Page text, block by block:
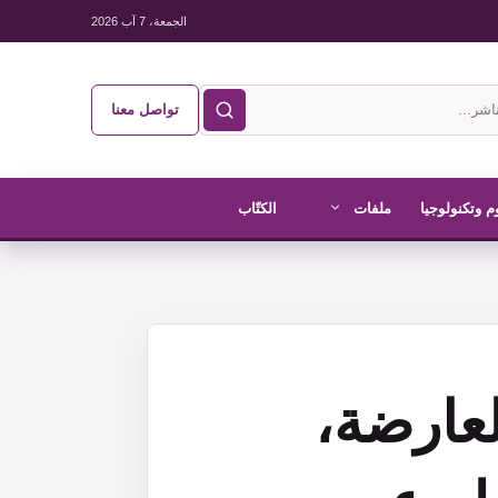
الجمعة، 7 آب 2026
تواصل معنا
وتكنولوجيا ملفات الكتّاب